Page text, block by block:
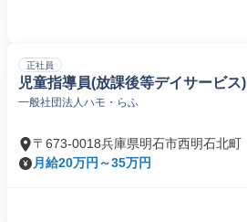
正社員
児童指導員(放課後等デイサービス)
一般社団法人ハモ・らふ
〒673-0018兵庫県明石市西明石北町
月給20万円～35万円